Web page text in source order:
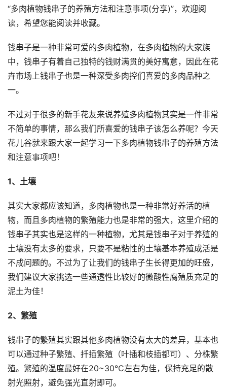
“多肉植物钱串子的养殖方法和注意事项(分享)”，欢迎阅
读，希望您能阅读并收藏。
钱串子是一种非常可爱的多肉植物，在多肉植物的大家族
中，钱串子有着自己独特的钱财满贯的美好寓意，因此在花
卉市场上钱串子也是一种深受多肉控们喜爱的多肉品种之
一。
不过对于很多的新手花友来说养殖多肉植物其实是一件非常
不简单的事情，那么我们所喜爱的钱串子该怎么养呢？今天
花儿谷就来跟大家一起学习一下多肉植物钱串子的养殖方法
和注意事项吧！
1、土壤
其实大家都应该知道，多肉植物也是一种非常好养活的植
物，而且多肉植物的繁殖能力也是非常的强大，这里介绍的
钱串子其实也是这样的一种植物，尤其是钱串子对于养殖的
土壤没有太多的要求，只要不是粘性的土壤基本养殖成活是
不成问题的。不过为了让我们的钱串子生长得更加的旺盛，
我们建议大家挑选一些通透性比较好的微酸性腐殖质充足的
泥土为佳！
2、繁殖
钱串子的繁殖其实跟其他多肉植物没有太大的差异，基本也
可以通过种子繁殖、扦插繁殖（叶插和枝插都可）、分株繁
殖。繁殖的温度最好在20~30℃左右为佳，保持充足的散
射光照射，避免强光直射即可。